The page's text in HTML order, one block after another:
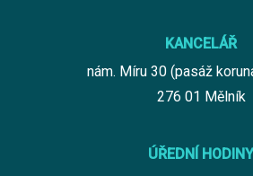
KANCELÁŘ
nám. Míru 30 (pasáž
276 01 Mělník
ÚŘEDNÍ HODINY